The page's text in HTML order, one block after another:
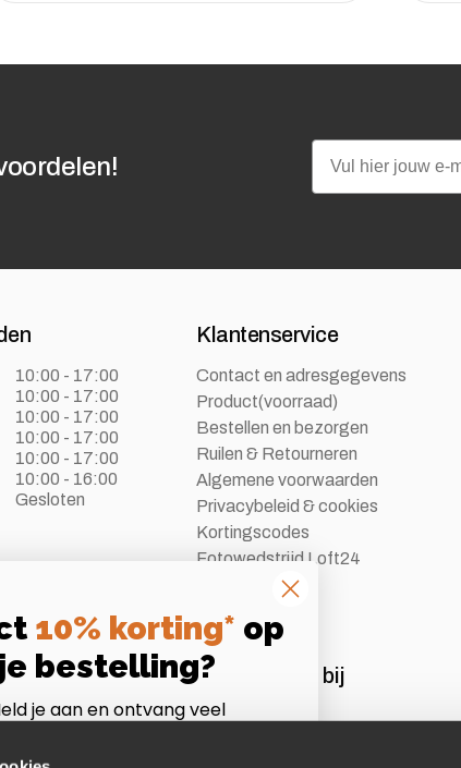
Email
10:00 - 17:00
10:00 - 17:00
10:00 - 17:00
10:00 - 17:00
10:00 - 17:00
10:00 - 16:00
Gesloten
Klantenservice
Contact en adresgegevens
Product(voorraad)
Bestellen en bezorgen
Ruilen & Retourneren
Algemene voorwaarden
Privacybeleid & cookies
Kortingscodes
Fotowedstrijd Loft24
Aangesloten bij
10% korting* op
je bestelling?
je aan en ontvang veel
niet te combineren met andere acties of